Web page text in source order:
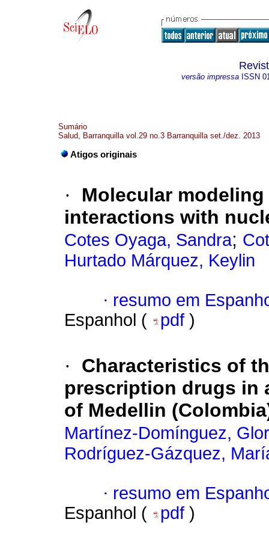
versão impressaISSN
Sumário
Salud, Barranquilla vol.29 no.3 Barranquilla set./dez. 2013
Atigos originais
·
Molecular
interactions with
Cotes Oyaga, Sandra;
Hurtado Márquez, Keylin
· resumo em
Espanhol (
pdf )
·
Characteristics of
prescription drugs in
of Medellin
Martínez-Domínguez,
Rodríguez-Gázquez,
· resumo em
Espanhol (
pdf )